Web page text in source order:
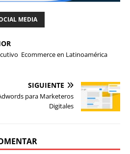
MEDIA
Ecommerce en Latinoamérica
SIGUIENTE
para Marketeros
Digitales